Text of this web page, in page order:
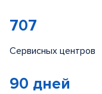
707
Сервисных центров
90 дней